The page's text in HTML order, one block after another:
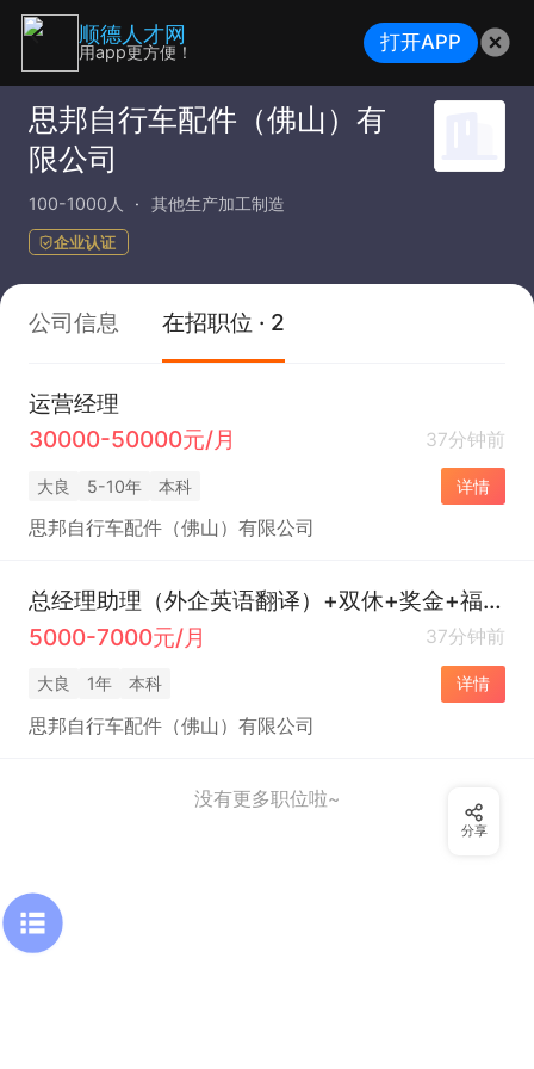
思邦自行车配件（佛山）有
限公司
100-1000人 其他生产加工制造
企业认证
公司信息 在招职位 · 2
运营经理
30000-50000元/月
37分钟前
大良 5-10年 本科 详情
思邦自行车配件（佛山）有限公司
总经理助理（外企英语翻译）+双休+奖金+福利好
5000-7000元/月
37分钟前
大良 1年 本科 详情
思邦自行车配件（佛山）有限公司
没有更多职位啦~
分享
顺德人才网
用app更方便！ 打开APP